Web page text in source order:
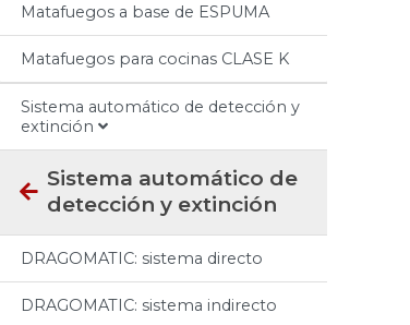
Matafuegos a base de ESPUMA
Matafuegos para cocinas CLASE K
Sistema automático de detección y
extinción
Sistema automático de
detección y extinción
DRAGOMATIC: sistema directo
DRAGOMATIC: sistema indirecto